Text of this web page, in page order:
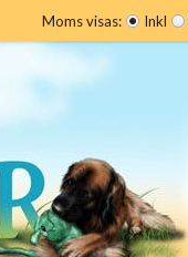
Moms visas: Inkl